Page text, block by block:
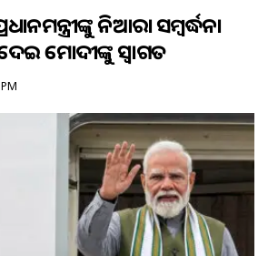
ନିଆରା ସମ୍ବର୍ଦ୍ଧନା
ମୋଦୀଙ୍କୁ ସ୍ୱାଗତ